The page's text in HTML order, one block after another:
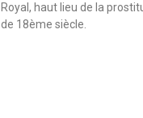
Royal, haut lieu de la
de 18ème siècle.